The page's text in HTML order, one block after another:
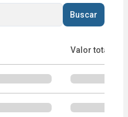
Buscar
Valor total